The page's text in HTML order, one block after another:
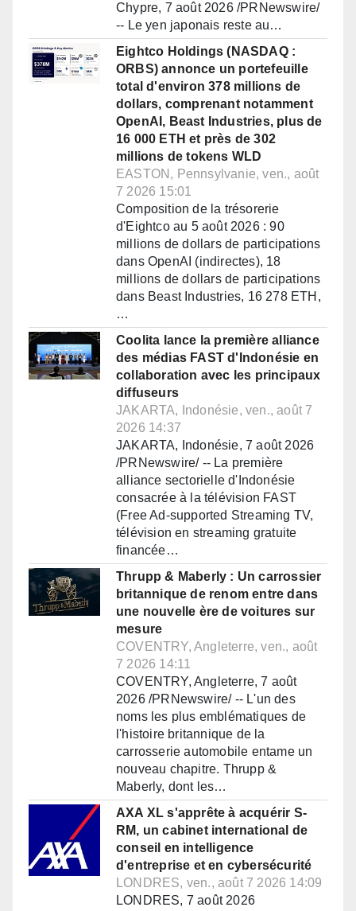
Chypre, 7 août 2026 /PRNewswire/
-- Le yen japonais reste au…
Eightco Holdings (NASDAQ :
ORBS) annonce un portefeuille
total d'environ 378 millions de
dollars, comprenant notamment
OpenAI, Beast Industries, plus de
16 000 ETH et près de 302
millions de tokens WLD
EASTON, Pennsylvanie, ven., août
7 2026 15:01
Composition de la trésorerie
d'Eightco au 5 août 2026 : 90
millions de dollars de participations
dans OpenAI (indirectes), 18
millions de dollars de participations
dans Beast Industries, 16 278 ETH,
…
Coolita lance la première alliance
des médias FAST d'Indonésie en
collaboration avec les principaux
diffuseurs
JAKARTA, Indonésie, ven., août 7
2026 14:37
JAKARTA, Indonésie, 7 août 2026
/PRNewswire/ -- La première
alliance sectorielle d'Indonésie
consacrée à la télévision FAST
(Free Ad-supported Streaming TV,
télévision en streaming gratuite
financée…
Thrupp & Maberly : Un carrossier
britannique de renom entre dans
une nouvelle ère de voitures sur
mesure
COVENTRY, Angleterre, ven., août
7 2026 14:11
COVENTRY, Angleterre, 7 août
2026 /PRNewswire/ -- L'un des
noms les plus emblématiques de
l'histoire britannique de la
carrosserie automobile entame un
nouveau chapitre. Thrupp &
Maberly, dont les…
AXA XL s'apprête à acquérir S-
RM, un cabinet international de
conseil en intelligence
d'entreprise et en cybersécurité
LONDRES, ven., août 7 2026 14:09
LONDRES, 7 août 2026